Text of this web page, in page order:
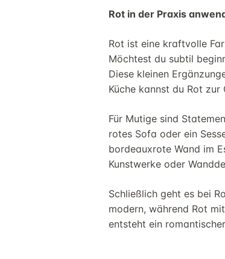
Rot in der Praxis
Rot ist eine kraftvolle
Möchtest du subtil
Diese kleinen
Küche kannst du Rot
Für Mutige sind
rotes Sofa oder ein
bordeauxrote Wand im
Kunstwerke oder
Schließlich geht es bei
modern, während Rot
entsteht ein